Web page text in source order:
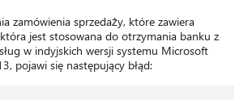
zamówienia sprzedaży, które zawiera
jest stosowana do otrzymania banku z
w indyjskich wersji systemu Microsoft
pojawi się następujący błąd: